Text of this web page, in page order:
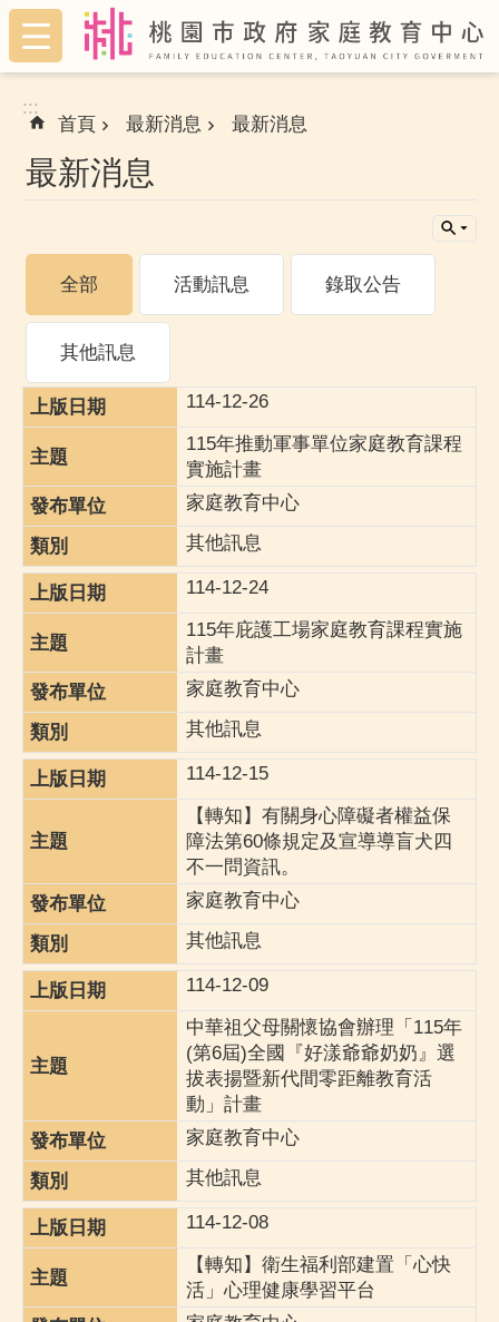
跳到主要內容區塊
:::
:::
首頁 最新消息 最新消息
最新消息
全部 活動訊息 錄取公告
其他訊息
114-12-26
115年推動軍事單位家庭教育課程
實施計畫
家庭教育中心
其他訊息
114-12-24
115年庇護工場家庭教育課程實施
計畫
家庭教育中心
其他訊息
114-12-15
【轉知】有關身心障礙者權益保
障法第60條規定及宣導導盲犬四
不一問資訊。
家庭教育中心
其他訊息
114-12-09
中華祖父母關懷協會辦理「115年
(第6屆)全國『好漾爺爺奶奶』選
拔表揚暨新代間零距離教育活
動」計畫
家庭教育中心
其他訊息
114-12-08
【轉知】衛生福利部建置「心快
活」心理健康學習平台